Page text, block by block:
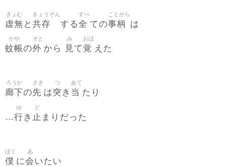
虚無
きょむ
と 共存
きょうぞん
する全
すべ
ての事柄
ことがら
は
蚊帳
かや
の外
そと
から 見
み
て覚
おぼ
えた
廊下
ろうか
の先
さき
は突
つ
き 当
あて
たり
…行
ゆ
き 止
ど
まりだった
僕
ぼく
に会
あ
いたい